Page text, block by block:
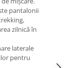
pantalonii
zilnică în
laterale
pentru